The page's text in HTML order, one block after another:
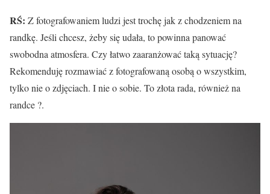
RŚ: Z fotografowaniem ludzi jest trochę jak z chodzeniem na
randkę. Jeśli chcesz, żeby się udała, to powinna panować
swobodna atmosfera. Czy łatwo zaaranżować taką sytuację?
Rekomenduję rozmawiać z fotografowaną osobą o wszystkim,
tylko nie o zdjęciach. I nie o sobie. To złota rada, również na
randce ?.